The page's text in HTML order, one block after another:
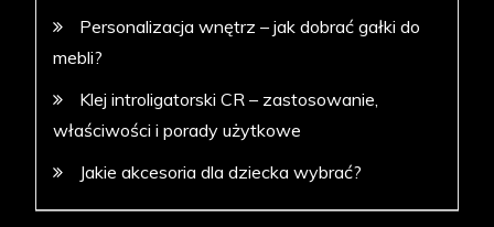
Personalizacja wnętrz – jak dobrać gałki do
mebli?
Klej introligatorski CR – zastosowanie,
właściwości i porady użytkowe
Jakie akcesoria dla dziecka wybrać?